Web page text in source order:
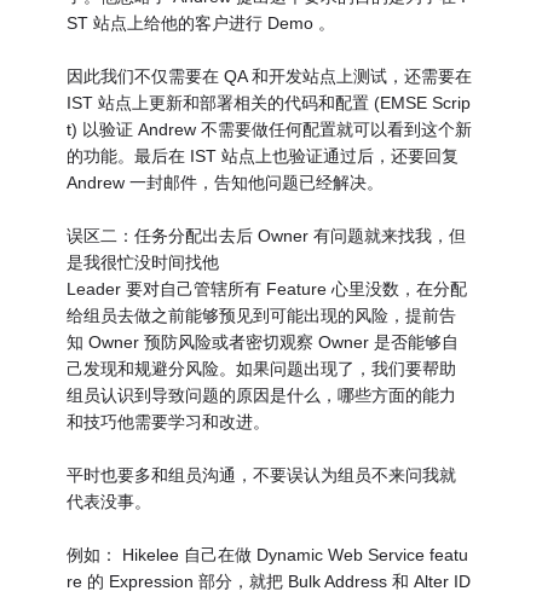
ST 站点上给他的客户进行 Demo 。
因此我们不仅需要在 QA 和开发站点上测试，还需要在
IST 站点上更新和部署相关的代码和配置 (EMSE Scrip
t) 以验证 Andrew 不需要做任何配置就可以看到这个新
的功能。最后在 IST 站点上也验证通过后，还要回复
Andrew 一封邮件，告知他问题已经解决。
误区二：任务分配出去后 Owner 有问题就来找我，但
是我很忙没时间找他
Leader 要对自己管辖所有 Feature 心里没数，在分配
给组员去做之前能够预见到可能出现的风险，提前告
知 Owner 预防风险或者密切观察 Owner 是否能够自
己发现和规避分风险。如果问题出现了，我们要帮助
组员认识到导致问题的原因是什么，哪些方面的能力
和技巧他需要学习和改进。
平时也要多和组员沟通，不要误认为组员不来问我就
代表没事。
例如： Hikelee 自己在做 Dynamic Web Service featu
re 的 Expression 部分，就把 Bulk Address 和 Alter ID